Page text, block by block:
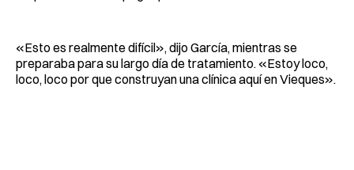
«Esto es realmente difícil», dijo García, mientras se
preparaba para su largo día de tratamiento. «Estoy loco,
loco, loco por que construyan una clínica aquí en Vieques».